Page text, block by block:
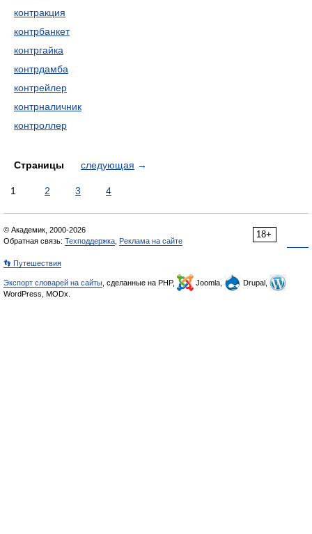
контракция
контрбанкет
контргайка
контрдамба
контрейлер
контрналичник
контроллер
Страницы следующая →
1 2 3 4
18+
© Академик, 2000-2026
Обратная связь: Техподдержка Реклама на сайте
👣 Путешествия
Экспорт словарей на сайты , сделанные на PHP, Joomla,
Drupal,
WordPress, MODx.